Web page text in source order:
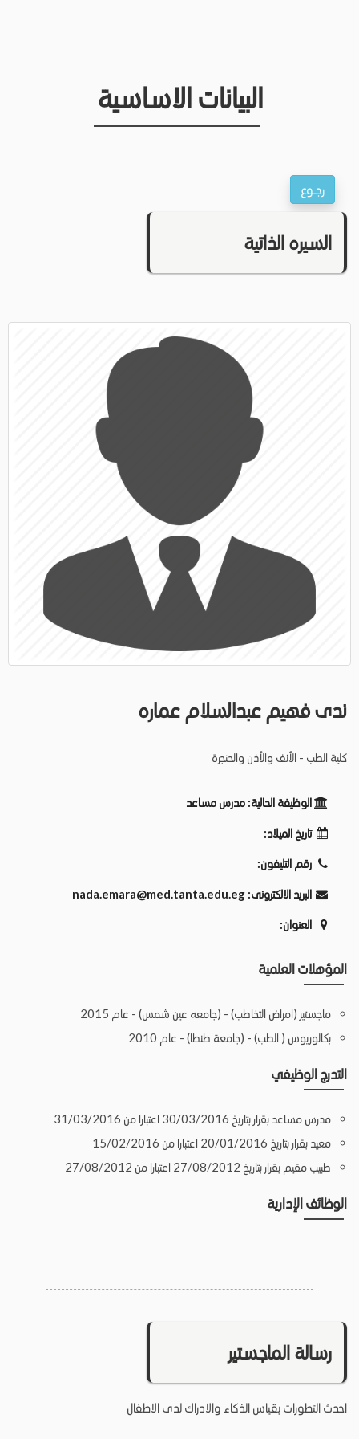
البيانات الاساسية
السيره الذاتية
ندى فهيم عبدالسلام عماره
كلية الطب - الأنف والأذن والحنجرة
الوظيفة الحالية: مدرس مساعد
تاريخ الميلاد:
رقم التليفون:
البريد الالكترونى: nada.emara@med.tanta.edu.eg
العنوان:
المؤهلات العلمية
ماجستير (امراض التخاطب) - (جامعه عين شمس) - عام 2015
بكالوريوس ( الطب) - (جامعة طنطا) - عام 2010
التدرج الوظيفي
مدرس مساعد بقرار بتاريخ 30/03/2016 اعتبارا من 31/03/2016
معيد بقرار بتاريخ 20/01/2016 اعتبارا من 15/02/2016
طبيب مقيم بقرار بتاريخ 27/08/2012 اعتبارا من 27/08/2012
الوظائف الإدارية
رسالة الماجستير
احدث التطورات بقياس الذكاء والادراك لدى الاطفال